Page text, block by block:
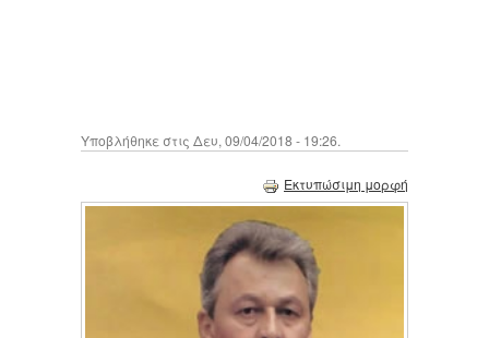
Υποβλήθηκε στις Δευ, 09/04/2018 - 19:26.
Εκτυπώσιμη μορφή